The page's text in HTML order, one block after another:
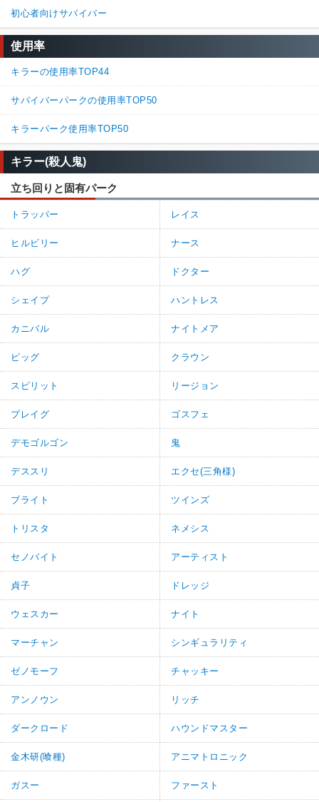
初心者向けサバイバー
使用率
キラーの使用率TOP44
サバイバーパークの使用率TOP50
キラーパーク使用率TOP50
キラー(殺人鬼)
立ち回りと固有パーク
トラッパー レイス
ヒルビリー ナース
ハグ ドクター
シェイプ ハントレス
カニバル ナイトメア
ピッグ クラウン
スピリット リージョン
プレイグ ゴスフェ
デモゴルゴン 鬼
デススリ エクセ(三角様)
ブライト ツインズ
トリスタ ネメシス
セノバイト アーティスト
貞子 ドレッジ
ウェスカー ナイト
マーチャン シンギュラリティ
ゼノモーフ チャッキー
アンノウン リッチ
ダークロード ハウンドマスター
金木研(喰種) アニマトロニック
ガスー ファースト